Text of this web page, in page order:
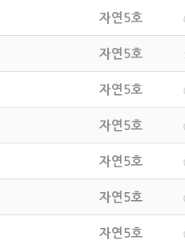
자연5호
자연5호
자연5호
자연5호
자연5호
자연5호
자연5호